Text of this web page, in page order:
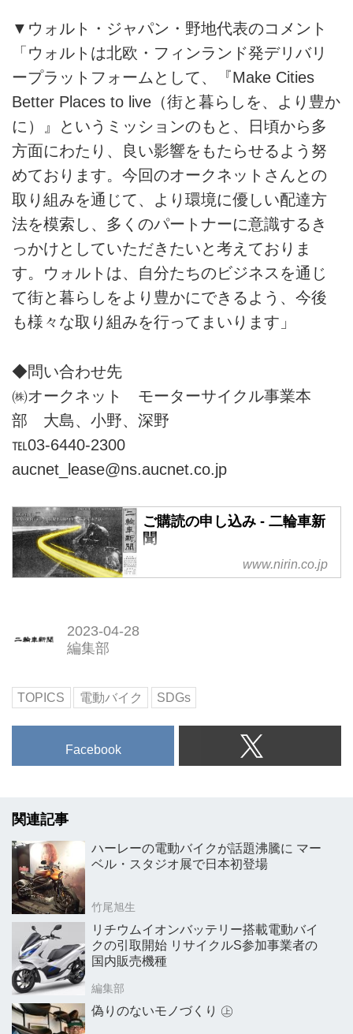
▼ウォルト・ジャパン・野地代表のコメント
「ウォルトは北欧・フィンランド発デリバリ
ープラットフォームとして、『Make Cities
Better Places to live（街と暮らしを、より豊か
に）』というミッションのもと、日頃から多
方面にわたり、良い影響をもたらせるよう努
めております。今回のオークネットさんとの
取り組みを通じて、より環境に優しい配達方
法を模索し、多くのパートナーに意識するき
っかけとしていただきたいと考えておりま
す。ウォルトは、自分たちのビジネスを通じ
て街と暮らしをより豊かにできるよう、今後
も様々な取り組みを行ってまいります」
◆問い合わせ先
㈱オークネット モーターサイクル事業本
部 大島、小野、深野
℡03-6440-2300
aucnet_lease@ns.aucnet.co.jp
ご購読の申し込み - 二輪車新
聞
www.nirin.co.jp
2023-04-28
編集部
TOPICS 電動バイク SDGs
Facebook
関連記事
ハーレーの電動バイクが話題沸騰に マー
ベル・スタジオ展で日本初登場
竹尾旭生
リチウムイオンバッテリー搭載電動バイ
クの引取開始 リサイクルS参加事業者の
国内販売機種
編集部
偽りのないモノづくり ㊤